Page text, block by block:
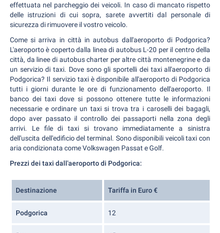
effettuata nel parcheggio dei veicoli. In caso di mancato rispetto
delle istruzioni di cui sopra, sarete avvertiti dal personale di
sicurezza di rimuovere il vostro veicolo.
Come si arriva in città in autobus dall'aeroporto di Podgorica?
L'aeroporto è coperto dalla linea di autobus L-20 per il centro della
città, da linee di autobus charter per altre città montenegrine e da
un servizio di taxi. Dove sono gli sportelli dei taxi all'aeroporto di
Podgorica? Il servizio taxi è disponibile all'aeroporto di Podgorica
tutti i giorni durante le ore di funzionamento dell'aeroporto. Il
banco dei taxi dove si possono ottenere tutte le informazioni
necessarie e ordinare un taxi si trova tra i caroselli dei bagagli,
dopo aver passato il controllo dei passaporti nella zona degli
arrivi. Le file di taxi si trovano immediatamente a sinistra
dell'uscita dell'edificio del terminal. Sono disponibili veicoli taxi con
aria condizionata come Volkswagen Passat e Golf.
Prezzi dei taxi dall'aeroporto di Podgorica:
Destinazione Tariffa in Euro €
Podgorica 12